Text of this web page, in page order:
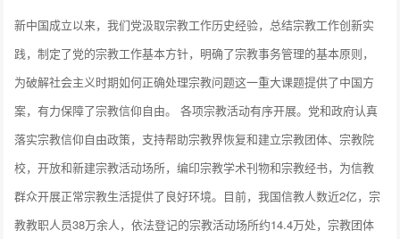
新中国成立以来，我们党汲取宗教工作历史经验，总结宗教工作创新实
践，制定了党的宗教工作基本方针，明确了宗教事务管理的基本原则，
为破解社会主义时期如何正确处理宗教问题这一重大课题提供了中国方
案，有力保障了宗教信仰自由。 各项宗教活动有序开展。党和政府认真
落实宗教信仰自由政策，支持帮助宗教界恢复和建立宗教团体、宗教院
校，开放和新建宗教活动场所，编印宗教学术刊物和宗教经书，为信教
群众开展正常宗教生活提供了良好环境。目前，我国信教人数近2亿，宗
教教职人员38万余人，依法登记的宗教活动场所约14.4万处，宗教团体